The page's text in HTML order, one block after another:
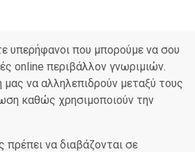
υπερήφανοι που μπορούμε να σου
online περιβάλλον γνωριμιών.
να αλληλεπιδρούν μεταξύ τους
καθώς χρησιμοποιούν την
πρέπει να διαβάζονται σε